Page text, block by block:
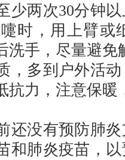
两次30分钟以
时，用上臂或
洗手，尽量避免
多到户外活动
抗力，注意保暖
没有预防肺炎
和肺炎疫苗，